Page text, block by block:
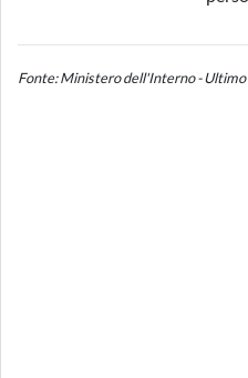
Fonte: Ministero dell'Interno -